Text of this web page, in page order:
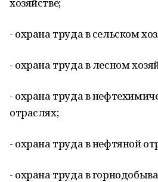
- охрана труда в сельском
- охрана труда в лесном
- охрана труда в
отраслях;
- охрана труда в нефтяной
- охрана труда в